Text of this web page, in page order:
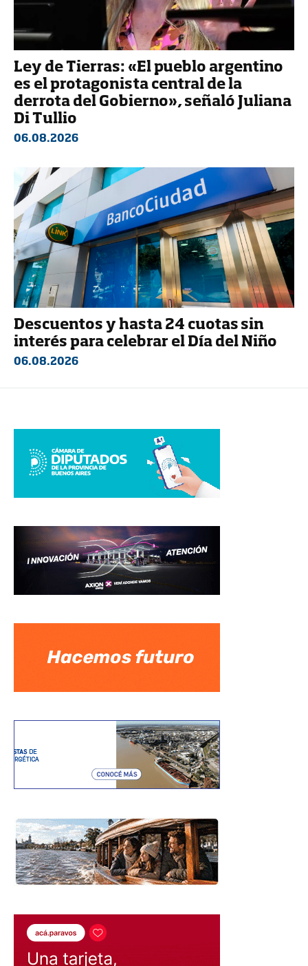
Ley de Tierras: «El pueblo argentino
es el protagonista central de la
derrota del Gobierno», señaló Juliana
Di Tullio
06.08.2026
Descuentos y hasta 24 cuotas sin
interés para celebrar el Día del Niño
06.08.2026